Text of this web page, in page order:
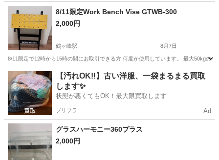
神奈川 横浜市 鶴ヶ峰駅
8/11限定Work Bench Vise GTWB-300
2,000円
鶴ヶ峰駅 8月7日
8/11限定で12時から15時の間にお取引できる方 何度か使用しています。 最大50kgの
神奈川 横浜市 鶴ヶ峰駅 その他
【汚れOK‼️】古い洋服、一袋まるまる買取
します✨
状態が悪くてもOK！最大限買取します
プリフラ Ad
グラスハーモニー360プラス
2,000円